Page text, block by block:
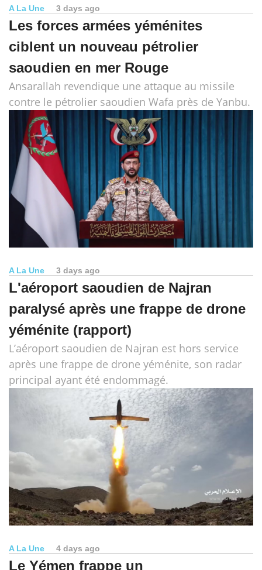
A La Une 3 days ago
Les forces armées yéménites
ciblent un nouveau pétrolier
saoudien en mer Rouge
Ansarallah revendique une attaque au missile
contre le pétrolier saoudien Wafa près de Yanbu.
A La Une 3 days ago
L'aéroport saoudien de Najran
paralysé après une frappe de drone
yéménite (rapport)
L’aéroport saoudien de Najran est hors service
après une frappe de drone yéménite, son radar
principal ayant été endommagé.
A La Une 4 days ago
Le Yémen frappe un